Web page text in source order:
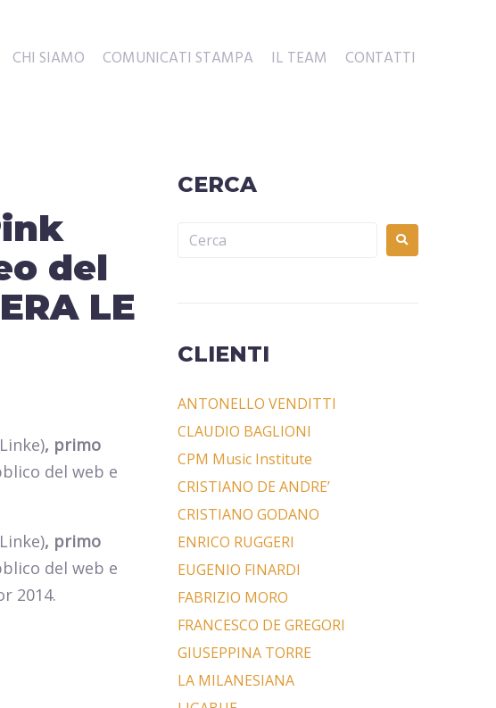
CHI SIAMO COMUNICATI STAMPA IL TEAM CONTATTI
del
LE
, primo
del web e
, primo
del web e
2014.
CERCA
CLIENTI
ANTONELLO VENDITTI
CLAUDIO BAGLIONI
CPM Music Institute
CRISTIANO DE ANDRE’
CRISTIANO GODANO
ENRICO RUGGERI
EUGENIO FINARDI
FABRIZIO MORO
FRANCESCO DE GREGORI
GIUSEPPINA TORRE
LA MILANESIANA